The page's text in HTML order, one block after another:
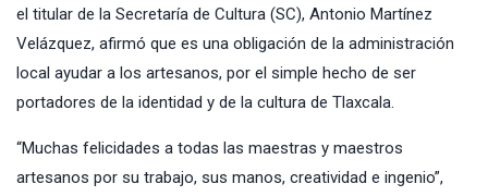
el titular de la Secretaría de Cultura (SC), Antonio Martínez
Velázquez, afirmó que es una obligación de la administración
local ayudar a los artesanos, por el simple hecho de ser
portadores de la identidad y de la cultura de Tlaxcala.
“Muchas felicidades a todas las maestras y maestros
artesanos por su trabajo, sus manos, creatividad e ingenio”,